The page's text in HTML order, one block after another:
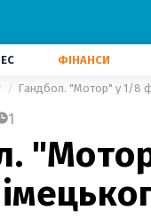
ФІНАНСИ
Гандбол. "Мотор" у 1/8
1